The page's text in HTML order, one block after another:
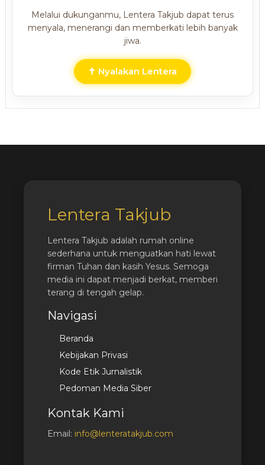
Melalui dukunganmu, Lentera Takjub dapat terus
menyala, menerangi dan memberkati lebih banyak
jiwa.
✝ Nyalakan Lentera
Lentera Takjub
Lentera Takjub adalah rumah online
sederhana untuk menguatkan hati lewat
firman Tuhan dan kasih Yesus. Semoga
media ini dapat menjadi berkat, memberi
terang di tengah gelap.
Navigasi
Beranda
Kebijakan Privasi
Kode Etik Jurnalistik
Pedoman Media Siber
Kontak Kami
Email: info@lenteratakjub.com